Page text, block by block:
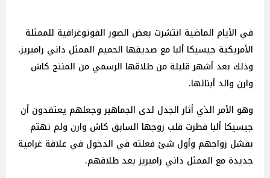
في الأيام الماضية انتشرت بعض الصور الفوتوغرافية للممثلة
الأمريكية جيسيكا ألبا مع صديقها الحميم الممثل داني راميريز،
وذلك بعد أشهر قليلة من طلاقها الرسمي من المنتج كاش
وارن والد أبنائها.
وهو الأمر الذي أثار الجدل لدى الجماهير وجعلهم يعتقدون أن
جيسيكا ألبا فطرت قلب زوجها السابق كاش وارن ولم تهتم
بفشل زواجهم وأول شئ فعلته في الدخول في علاقة غرامية
جديدة مع الممثل داني راميريز بعد طلاقهم.